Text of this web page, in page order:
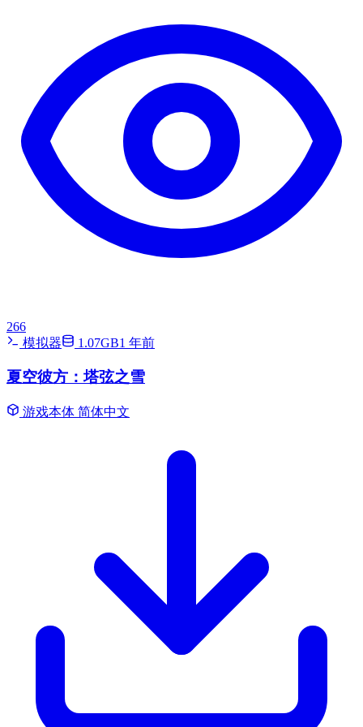
266
模拟器
1.07GB1 年前
夏空彼方：塔弦之雪
游戏本体 简体中文